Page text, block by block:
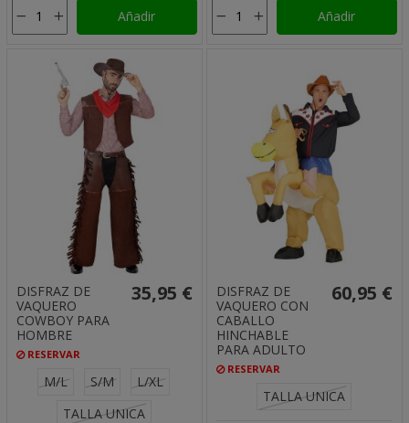
Añadir Añadir
DISFRAZ DE
VAQUERO
COWBOY PARA
HOMBRE
RESERVAR
35,95 €
M/L S/M
L/XL
TALLA UNICA
DISFRAZ DE
VAQUERO CON
CABALLO
HINCHABLE
PARA ADULTO
RESERVAR
60,95 €
TALLA UNICA